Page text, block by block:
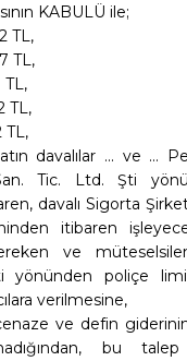
KABULÜ ile;
TL,
TL,
TL,
TL,
TL,
davalılar ... ve ...
Tic. Ltd. Şti
davalı Sigorta
itibaren
ve
yönünden poliçe
verilmesine,
cenaze ve defin
bu